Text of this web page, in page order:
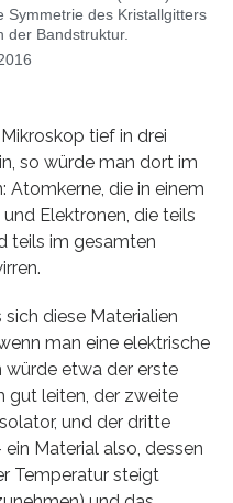
Symmetrie des Kristallgitters
der Bandstruktur.
tief in drei
so würde man dort im
Atomkerne, die in einem
Elektronen, die teils
teils im gesamten
diese Materialien
man eine elektrische
würde etwa der erste
gut leiten, der zweite
und der dritte
Material also, dessen
Temperatur steigt